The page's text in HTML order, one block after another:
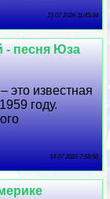
15 07 2026 11:45:34
- песня Юза
известная
году.
14 07 2026 7:59:56